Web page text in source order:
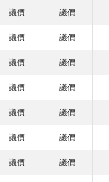
議價 議價
議價 議價
議價 議價
議價 議價
議價 議價
議價 議價
議價 議價